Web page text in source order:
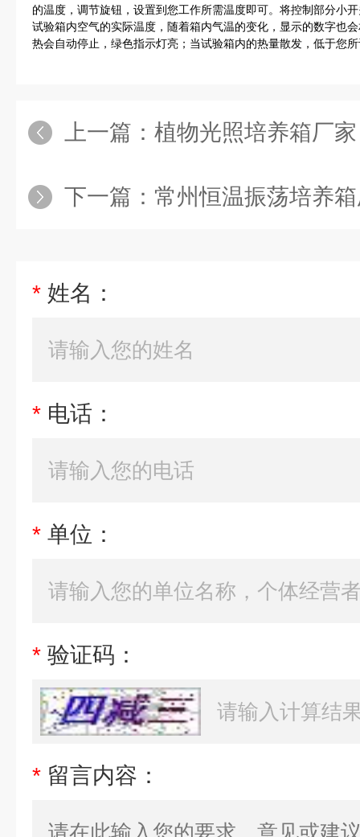
的温度，调节旋钮，设置到您工作所需温度即可。将控制部分小
试验箱内空气的实际温度，随着箱内气温的变化，显示的数字也
热会自动停止，绿色指示灯亮；当试验箱内的热量散发，低于您
上一篇： 植物光照培养箱厂家
下一篇： 常州恒温振荡培养
* 姓名：
* 电话：
* 单位：
* 验证码：
* 留言内容：